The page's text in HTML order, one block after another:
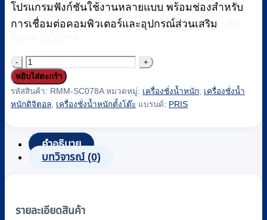
โปรแกรมฟังก์ชันใช้งานหลายแบบ พร้อมช่องสำหรับ
การเชื่อมต่อคอมพิวเตอร์และอุปกรณ์ส่วนเสริม
จำนวน
เครื่อง
ชั่ง
ดิจิตอล
ยี่ห้อ
หยิบใส่ตะกร้า
รหัสสินค้า: RMM-SC078A หมวดหมู่: เครื่องชั่งน้ำหนัก เครื่องชั่งน้ำ
หนักดิจิตอล เครื่องชั่งน้ำหนักตั้งโต๊ะ แบรนด์: PRIS
คำอธิบาย
บทวิจารณ์ (0)
รายละเอียดสินค้า